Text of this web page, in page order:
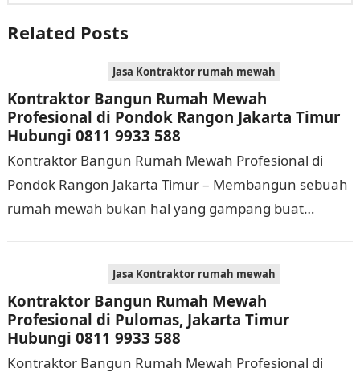
Related Posts
Jasa Kontraktor rumah mewah
Kontraktor Bangun Rumah Mewah
Profesional di Pondok Rangon Jakarta Timur
Hubungi 0811 9933 588
Kontraktor Bangun Rumah Mewah Profesional di
Pondok Rangon Jakarta Timur – Membangun sebuah
rumah mewah bukan hal yang gampang buat
Jasa Kontraktor rumah mewah
Kontraktor Bangun Rumah Mewah
Profesional di Pulomas, Jakarta Timur
Hubungi 0811 9933 588
Kontraktor Bangun Rumah Mewah Profesional di